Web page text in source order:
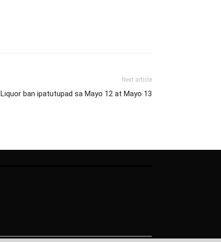
Next article
Liquor ban ipatutupad sa Mayo 12 at Mayo 13